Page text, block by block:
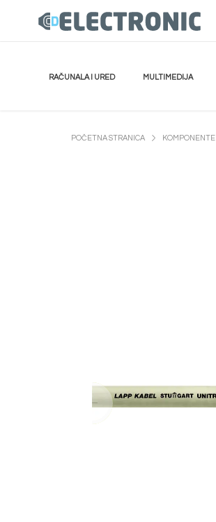
RAČUNALA I URED MULTIMEDIJA
POČETNA STRANICA KOMPONENTE